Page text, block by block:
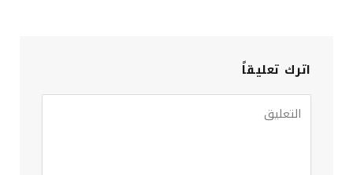
اترك تعليقاً